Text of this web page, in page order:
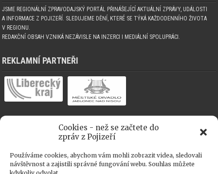
Cookies - než se začtete do
zpráv z Pojizeří
Používáme cookies, abychom vám mohli zobrazit videa, sledovali
návštěvnost a zajistili správné fungování webu. Souhlas můžete
JSME REGIONÁLNÍ ZPRAVODAJSKÝ PORTÁL PŘINÁŠEJÍCÍ AKTUÁLNÍ ZPRÁVY, UDÁLOSTI
A INFORMACE Z POJIZEŘÍ. SLEDUJEME DĚNÍ, KTERÉ SE TÝKÁ KAŽDODENNÍHO ŽIVOTA
V REGIONU.
REDAKČNÍ OBSAH VZNIKÁ NEZÁVISLE NA INZERCI I MEDIÁLNÍ SPOLUPRÁCI.
REKLAMNÍ PARTNEŘI
MEDIÁLNÍ SPOLUPRÁCE